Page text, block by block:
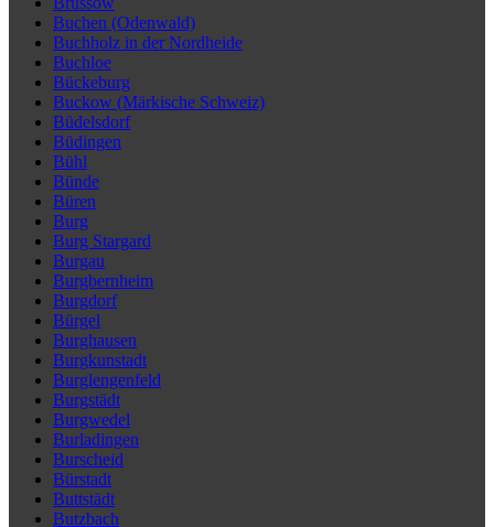
Buchen (Odenwald)
Buchholz in der Nordheide
Buchloe
Bückeburg
Buckow (Märkische Schweiz)
Büdelsdorf
Büdingen
Bühl
Bünde
Büren
Burg
Burg Stargard
Burgau
Burgbernheim
Burgdorf
Bürgel
Burghausen
Burgkunstadt
Burglengenfeld
Burgstädt
Burgwedel
Burladingen
Burscheid
Bürstadt
Buttstädt
Butzbach